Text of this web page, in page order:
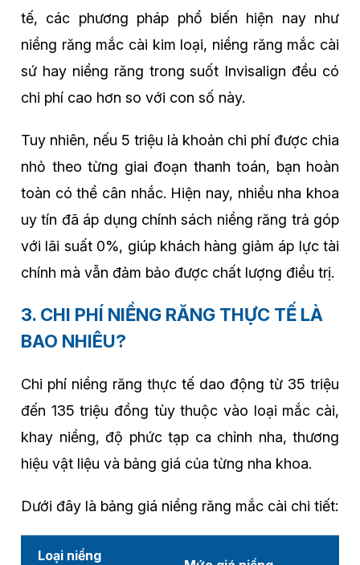
tế, các phương pháp phổ biến hiện nay như
niềng răng mắc cài kim loại, niềng răng mắc cài
sứ hay niềng răng trong suốt Invisalign đều có
chi phí cao hơn so với con số này.
Tuy nhiên, nếu 5 triệu là khoản chi phí được chia
nhỏ theo từng giai đoạn thanh toán, bạn hoàn
toàn có thể cân nhắc. Hiện nay, nhiều nha khoa
uy tín đã áp dụng chính sách niềng răng trả góp
với lãi suất 0%, giúp khách hàng giảm áp lực tài
chính mà vẫn đảm bảo được chất lượng điều trị.
3. CHI PHÍ NIỀNG RĂNG THỰC TẾ LÀ
BAO NHIÊU?
Chi phí niềng răng thực tế dao động từ 35 triệu
đến 135 triệu đồng tùy thuộc vào loại mắc cài,
khay niềng, độ phức tạp ca chỉnh nha, thương
hiệu vật liệu và bảng giá của từng nha khoa.
Dưới đây là bảng giá niềng răng mắc cài chi tiết:
Loại niềng